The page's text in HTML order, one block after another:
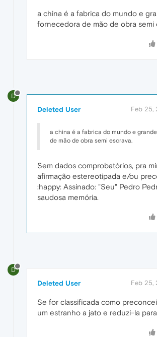
a china é a fabrica do mundo e
fornecedora de mão de obra semi
D
Deleted User Feb 25,
a china é a fabrica do mundo e
de mão de obra semi escrava.
Sem dados comprobatórios, pra
afirmação estereotipada e/ou
:happy: Assinado: "Seu" Pedro
saudosa memória.
D
Deleted User Feb 25,
Se for classificada como
um estranho a jato e reduzi-la para